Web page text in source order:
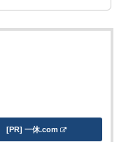
[PR] 一休.com